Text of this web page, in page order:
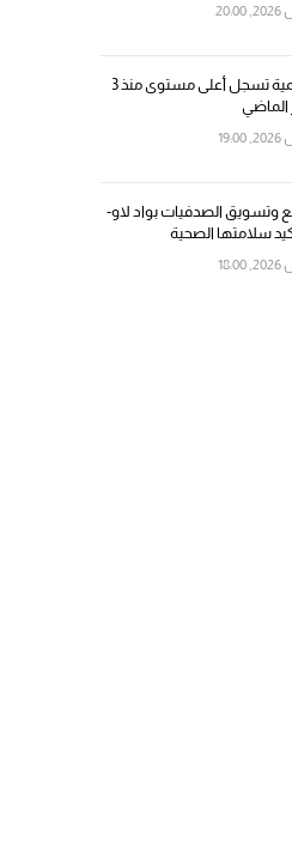
أسعار الغذاء العالمية تسجل أعلى مستوى منذ 3
الماضي
وتسويق الصدفيات بواد لاو-
سلامتها الصحية